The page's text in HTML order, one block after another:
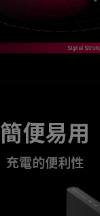
簡便易用
充電的便利性